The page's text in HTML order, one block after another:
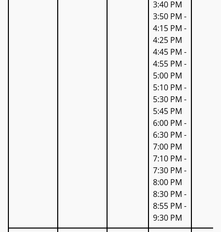
3:40 PM
3:50 PM -
4:15 PM -
4:25 PM
4:45 PM -
4:55 PM -
5:00 PM
5:10 PM -
5:30 PM -
5:45 PM
6:00 PM -
6:30 PM -
7:00 PM
7:10 PM -
7:30 PM -
8:00 PM
8:30 PM -
8:55 PM -
9:30 PM